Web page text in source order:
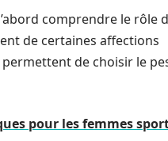
comprendre le rôle
de certaines affections
de choisir le
pour les femmes